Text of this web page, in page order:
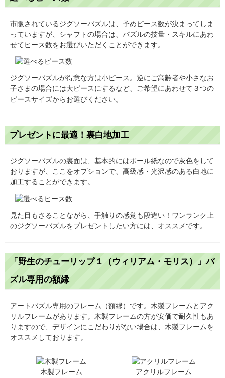
市販されているジグソーパズルは、予めピース数が決まってしま
っていますが、シャフトの場合は、パズルの技量・スキルにあわ
せてピース数をお選びいただくことができます。
ジグソーパズルが得意な方は小ピース。逆にご高齢者や小さなお
子さまの場合には大ピースにするなど、ご希望にあわせて３つの
ピースサイズからお選びください。
プレゼントに最適！裏白地加工
ジグソーパズルの裏面は、基本的にはボール紙なので灰色をして
おりますが、ここをオプションで、高級感・光沢感のある白地に
加工することができます。
見た目もさることながら、手触りの感覚も段違い！ワンランク上
のジグソーパズルをプレゼントしたい方には、オススメです。
「野生のチューリップ１（ウィリアム・モリス）」パ
ズル専用の額縁
アートパズル専用のフレーム（額縁）です。木製フレームとアク
リルフレームがあります。木製フレームの方が安価で耐久性もあ
りますので、デザインにこだわりがない場合は、木製フレームを
オススメしております。
木製フレーム アクリルフレーム